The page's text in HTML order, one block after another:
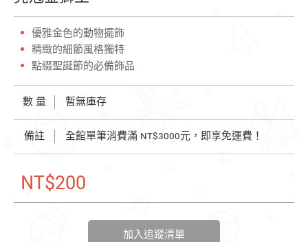
優雅金色的動物擺飾
精緻的細節風格獨特
點綴聖誕節的必備飾品
數 量 暫無庫存
備註 全館單筆消費滿 NT$3000元，即享免運費！
NT$200
加入追蹤清單